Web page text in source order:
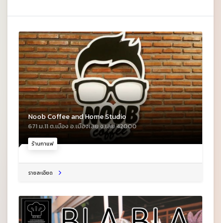
ร้านกาแฟ
Noob Coffee and Home Studio
671 ม.11 ต.เมือง อ.เมืองเลย จ.เลย 42000
รายละเอียด